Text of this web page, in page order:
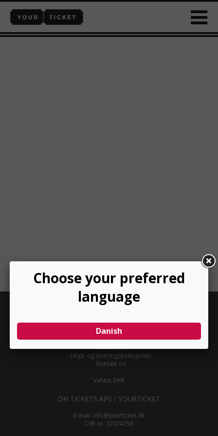
INFORMATION
-Om YourTicket
Bliv arrangør
-Arrangør login
-Donationer
- Salgs- og leveringsbetingelser
- Kontakt os
Valuta: DKK
OH TICKETS APS / YOURTICKET
E-mail: info@yourticket.dk
CVR-nr: 37074756